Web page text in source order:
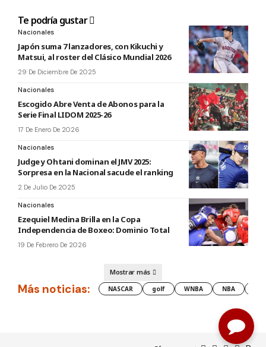
Te podría gustar
Nacionales
Japón suma 7 lanzadores, con Kikuchi y
Matsui, al roster del Clásico Mundial 2026
29 De Diciembre De 2025
Nacionales
Escogido Abre Venta de Abonos para la
Serie Final LIDOM 2025-26
17 De Enero De 2026
Nacionales
Judge y Ohtani dominan el JMV 2025:
Sorpresa en la Nacional sacude el ranking
2 De Julio De 2025
Nacionales
Ezequiel Medina Brilla en la Copa
Independencia de Boxeo: Dominio Total
19 De Febrero De 2026
Mostrar más
Más noticias: NASCAR golf WNBA NBA